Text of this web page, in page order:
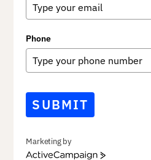
Phone
SUBMIT
Marketing by
A